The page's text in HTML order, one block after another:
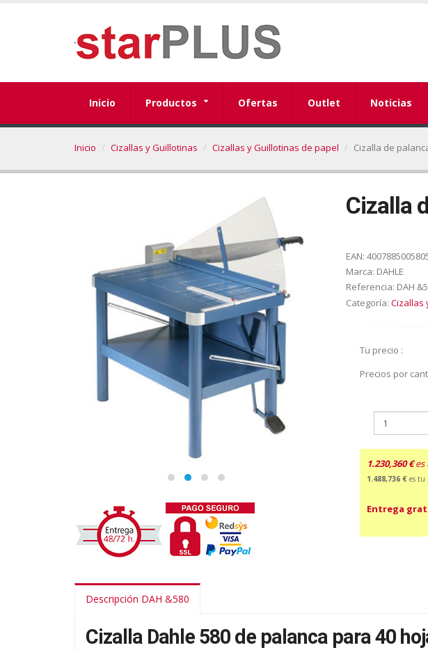
Inicio Productos Ofertas Outlet Noticias
Inicio Cizallas y Guillotinas Cizallas y Guillotinas de papel Cizalla de
Cizalla
EAN:
Marca: DAHLE
Referencia: DAH
Categoría: Cizallas
Tu precio :
Precios por
1.230,360 € es
1.488,736 € es tu
Entrega
Descripción DAH &580
Cizalla Dahle 580 de palanca para 40